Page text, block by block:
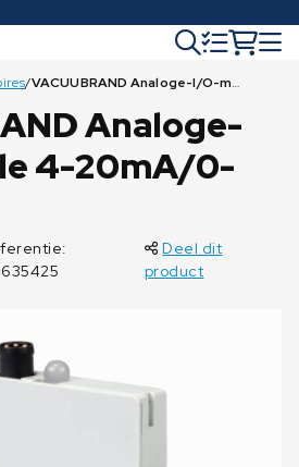
/ VACUUBRAND Analoge-I/O-module 4-20mA/0-10V
Analoge-
4-20mA/0-
Deel dit
product